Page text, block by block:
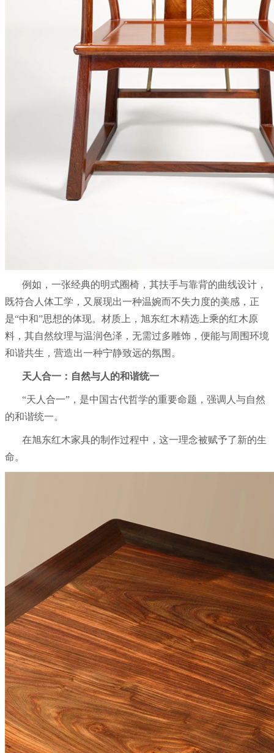
例如，一张经典的明式圈椅，其扶手与靠背的曲线设计，
既符合人体工学，又展现出一种温婉而不失力度的美感，正
是“中和”思想的体现。材质上，旭东红木精选上乘的红木原
料，其自然纹理与温润色泽，无需过多雕饰，便能与周围环境
和谐共生，营造出一种宁静致远的氛围。
天人合一：自然与人的和谐统一
“天人合一”，是中国古代哲学的重要命题，强调人与自然
的和谐统一。
在旭东红木家具的制作过程中，这一理念被赋予了新的生
命。